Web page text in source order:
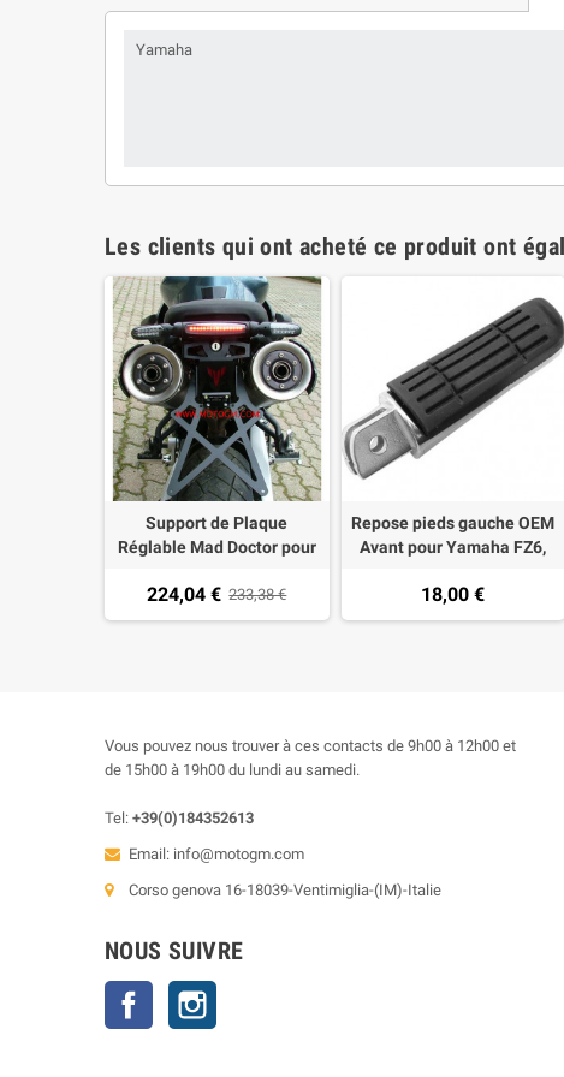
Yamaha
Les clients qui ont acheté ce produit ont
Support de Plaque
Réglable Mad Doctor pour
plaque+feux
arrière+clignotant del
224,04 € 233,38 €
Repose pieds gauche OEM
Avant pour Yamaha FZ6,
R1, BT Bulldog 1000, FJR
1300 -04
18,00 €
Vous pouvez nous trouver à ces contacts de 9h00 à 12h00 et
de 15h00 à 19h00 du lundi au samedi.
Tel: +39(0)184352613
Email: info@motogm.com
Corso genova 16-18039-Ventimiglia-(IM)-Italie
NOUS SUIVRE
Facebook